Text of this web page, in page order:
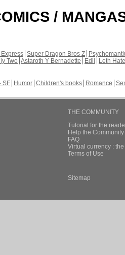
/
Super Dragon Bros Z
Two Astaroth Y Bernadette Edil
Leth Hate
SF Humor Children's books Romance
THE COMMUNITY
Tutorial for the
Help the
FAQ
Virtual currency :
Terms of Use
Sitemap